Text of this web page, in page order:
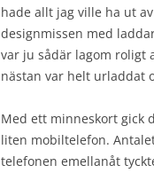
hade allt jag ville ha ut
designmissen med
var ju sådär lagom roligt
nästan var helt urladdat
Med ett minneskort gick
liten mobiltelefon.
telefonen emellanåt